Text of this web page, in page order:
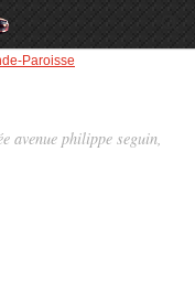
Paroisse
avenue philippe seguin,